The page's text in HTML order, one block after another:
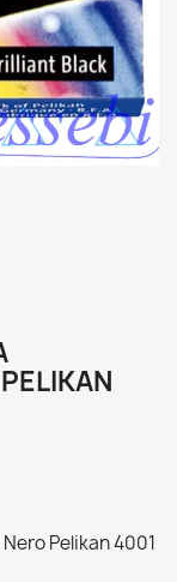
Pelikan 4001